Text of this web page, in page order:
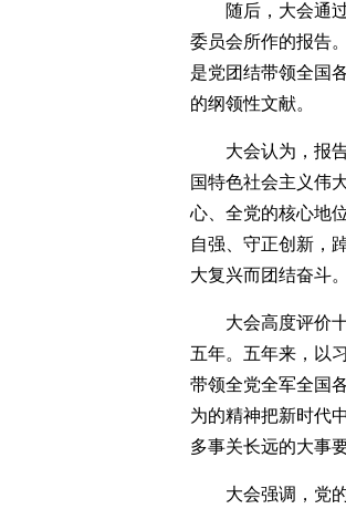
随后，大会通
委员会所作的报告
是党团结带领全国
的纲领性文献。
大会认为，报
国特色社会主义伟
心、全党的核心地
自强、守正创新，
大复兴而团结奋斗。
大会高度评价
五年。五年来，以
带领全党全军全国
为的精神把新时代
多事关长远的大事
大会强调，党